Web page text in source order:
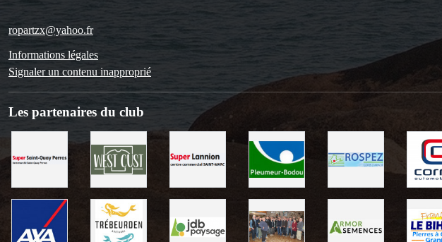
ropartzx@yahoo.fr
Informations légales
Signaler un contenu inapproprié
Les partenaires du club